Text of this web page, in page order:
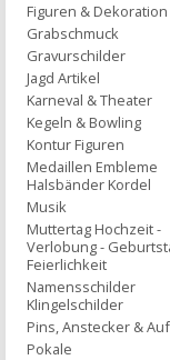
Figuren & Dekoration
Grabschmuck
Gravurschilder
Jagd Artikel
Karneval & Theater
Kegeln & Bowling
Kontur Figuren
Medaillen Embleme
Halsbänder Kordel
Musik
Muttertag Hochzeit -
Verlobung -
Feierlichkeit
Namensschilder
Klingelschilder
Pins, Anstecker &
Pokale